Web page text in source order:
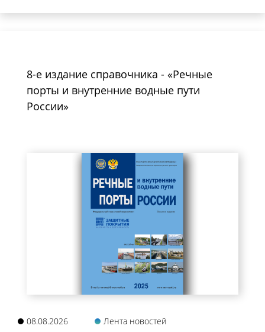
8-е издание справочника - «Речные
порты и внутренние водные пути
России»
08.08.2026 Лента новостей